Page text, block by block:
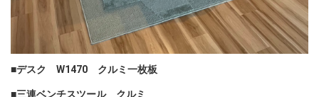
■デスク W1470 クルミ一枚板
■三連ベンチスツール クルミ